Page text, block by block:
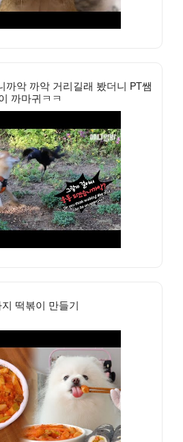
까악 까악 거리길래 봤더니 PT쌤
까마귀ㅋㅋ
떡볶이 만들기